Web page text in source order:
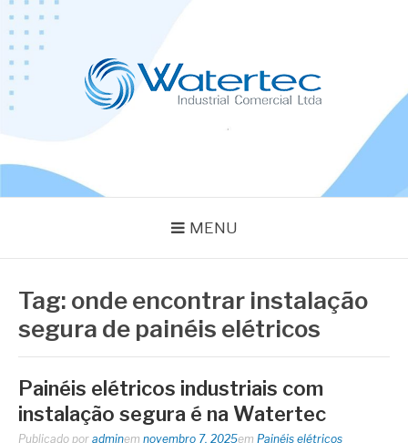
Pular
para
conteúdo
MENU
Tag: onde encontrar instalação
segura de painéis elétricos
Painéis elétricos industriais com
instalação segura é na Watertec
Publicado por adminem novembro 7, 2025em Painéis elétricos